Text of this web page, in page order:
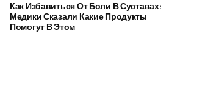
Как Избавиться От Боли В Суставах:
Медики Сказали Какие Продукты
Помогут В Этом